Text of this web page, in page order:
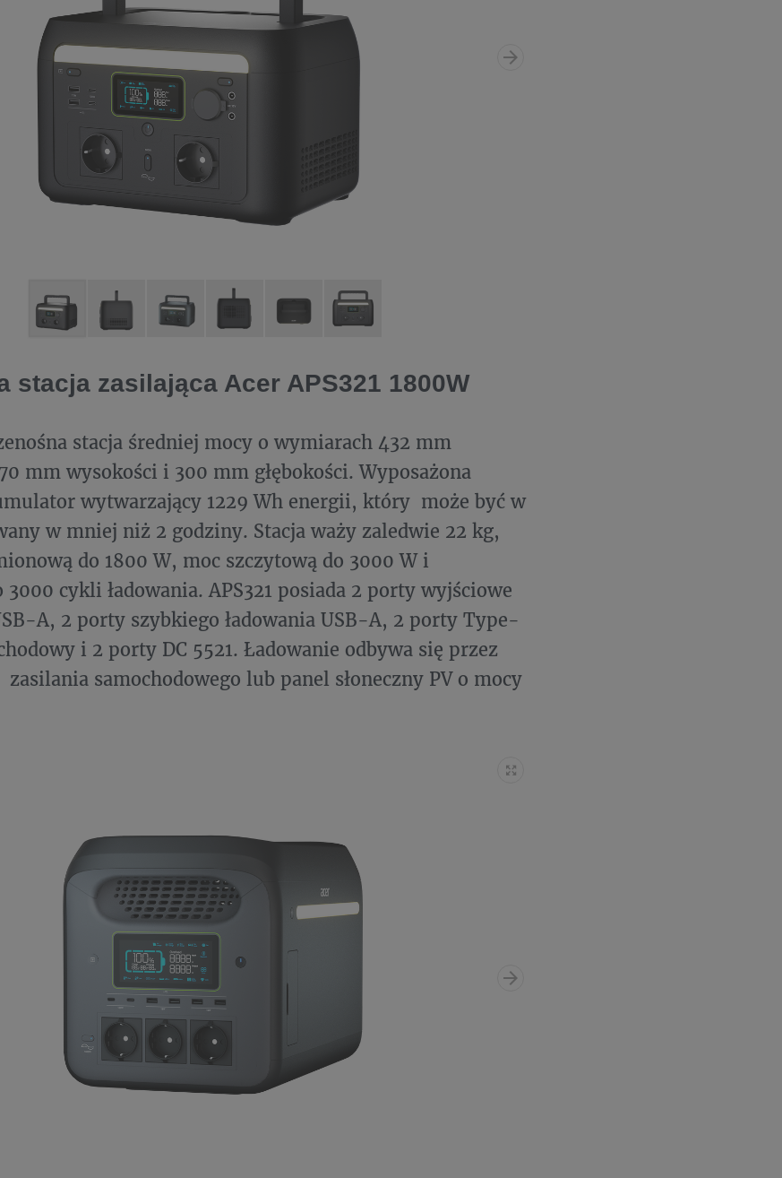
stacja zasilająca Acer APS321 1800W
stacja średniej mocy o wymiarach 432 mm
mm wysokości i 300 mm głębokości. Wyposażona
wytwarzający 1229 Wh energii, który może być w
w mniej niż 2 godziny. Stacja waży zaledwie 22 kg,
do 1800 W, moc szczytową do 3000 W i
3000 cykli ładowania. APS321 posiada 2 porty wyjściowe
A, 2 porty szybkiego ładowania USB-A, 2 porty Type-
i 2 porty DC 5521. Ładowanie odbywa się przez
samochodowego lub panel słoneczny PV o mocy